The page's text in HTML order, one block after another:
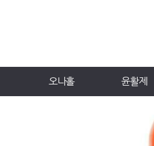
오나홀 윤활제